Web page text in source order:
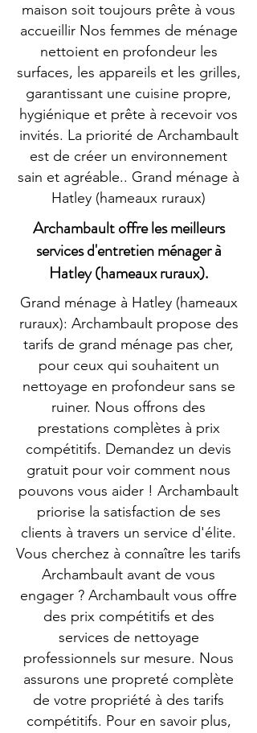
maison soit toujours prête à vous
accueillir Nos femmes de ménage
nettoient en profondeur les
surfaces, les appareils et les grilles,
garantissant une cuisine propre,
hygiénique et prête à recevoir vos
invités. La priorité de Archambault
est de créer un environnement
sain et agréable.. Grand ménage à
Hatley (hameaux ruraux)
Archambault offre les meilleurs
services d'entretien ménager à
Hatley (hameaux ruraux).
Grand ménage à Hatley (hameaux
ruraux): Archambault propose des
tarifs de grand ménage pas cher,
pour ceux qui souhaitent un
nettoyage en profondeur sans se
ruiner. Nous offrons des
prestations complètes à prix
compétitifs. Demandez un devis
gratuit pour voir comment nous
pouvons vous aider ! Archambault
priorise la satisfaction de ses
clients à travers un service d'élite.
Vous cherchez à connaître les tarifs
Archambault avant de vous
engager ? Archambault vous offre
des prix compétitifs et des
services de nettoyage
professionnels sur mesure. Nous
assurons une propreté complète
de votre propriété à des tarifs
compétitifs. Pour en savoir plus,